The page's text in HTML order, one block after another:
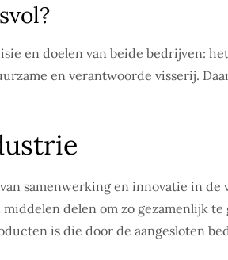
en doelen van beide bedrijven:
en verantwoorde visserij.
samenwerking en innovatie in de
delen om zo gezamenlijk
is die door de aangesloten